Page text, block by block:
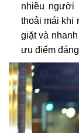
nhiều người
thoải mái khi
giặt và
ưu điểm